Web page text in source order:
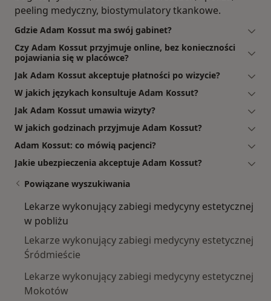
peeling medyczny, biostymulatory tkankowe.
Gdzie Adam Kossut ma swój gabinet?
Czy Adam Kossut przyjmuje online, bez konieczności
pojawiania się w placówce?
Jak Adam Kossut akceptuje płatności po wizycie?
W jakich językach konsultuje Adam Kossut?
Jak Adam Kossut umawia wizyty?
W jakich godzinach przyjmuje Adam Kossut?
Adam Kossut: co mówią pacjenci?
Jakie ubezpieczenia akceptuje Adam Kossut?
Powiązane wyszukiwania
Lekarze wykonujący zabiegi medycyny estetycznej
w pobliżu
Lekarze wykonujący zabiegi medycyny estetycznej
Śródmieście
Lekarze wykonujący zabiegi medycyny estetycznej
Mokotów